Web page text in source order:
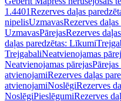
1.4401Rezerves daļas
nipelisUzmavasRezerves daļas
UzmavasPārejasRezerves
daļas paredzētas: Līkumi
TrejgabaliNeatvienojamas
Neatvienojamas pārejas
atvienojamiRezerves daļas
atvienojamiNoslēgiRezerves
NoslēgiPieslēgumiRezerves